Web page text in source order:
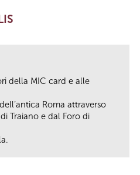
della MIC card e alle
Roma attraverso
Traiano e dal Foro di